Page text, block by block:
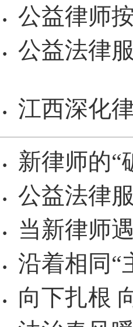
· 公益律师
· 公益法律
· 江西深化
· 新律师的“
· 公益法律
· 当新律师
· 沿着相同“
· 向下扎根